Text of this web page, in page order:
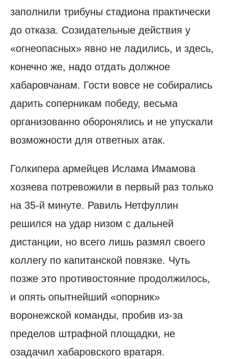
заполнили трибуны стадиона практически
до отказа. Созидательные действия у
«огнеопасных» явно не ладились, и здесь,
конечно же, надо отдать должное
хабаровчанам. Гости вовсе не собирались
дарить соперникам победу, весьма
организованно оборонялись и не упускали
возможности для ответных атак.
Голкипера армейцев Ислама Имамова
хозяева потревожили в первый раз только
на 35-й минуте. Равиль Нетфуллин
решился на удар низом с дальней
дистанции, но всего лишь размял своего
коллегу по капитанской повязке. Чуть
позже это противостояние продолжилось,
и опять опытнейший «опорник»
воронежской команды, пробив из-за
пределов штрафной площадки, не
озадачил хабаровского вратаря.